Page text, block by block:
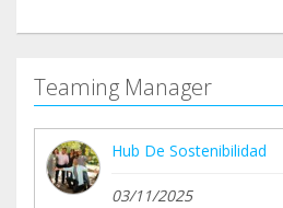
Teaming Manager
Hub De Sostenibilidad
03/11/2025